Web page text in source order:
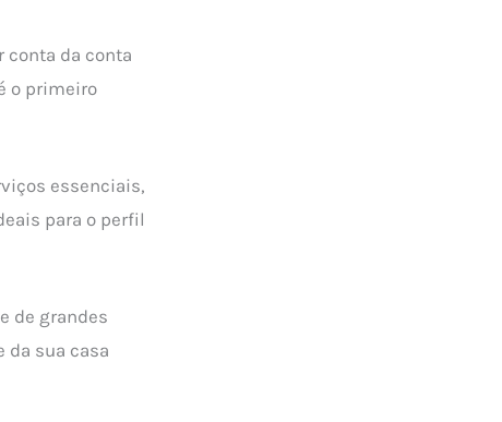
conta da conta
o primeiro
essenciais,
para o perfil
de grandes
da sua casa